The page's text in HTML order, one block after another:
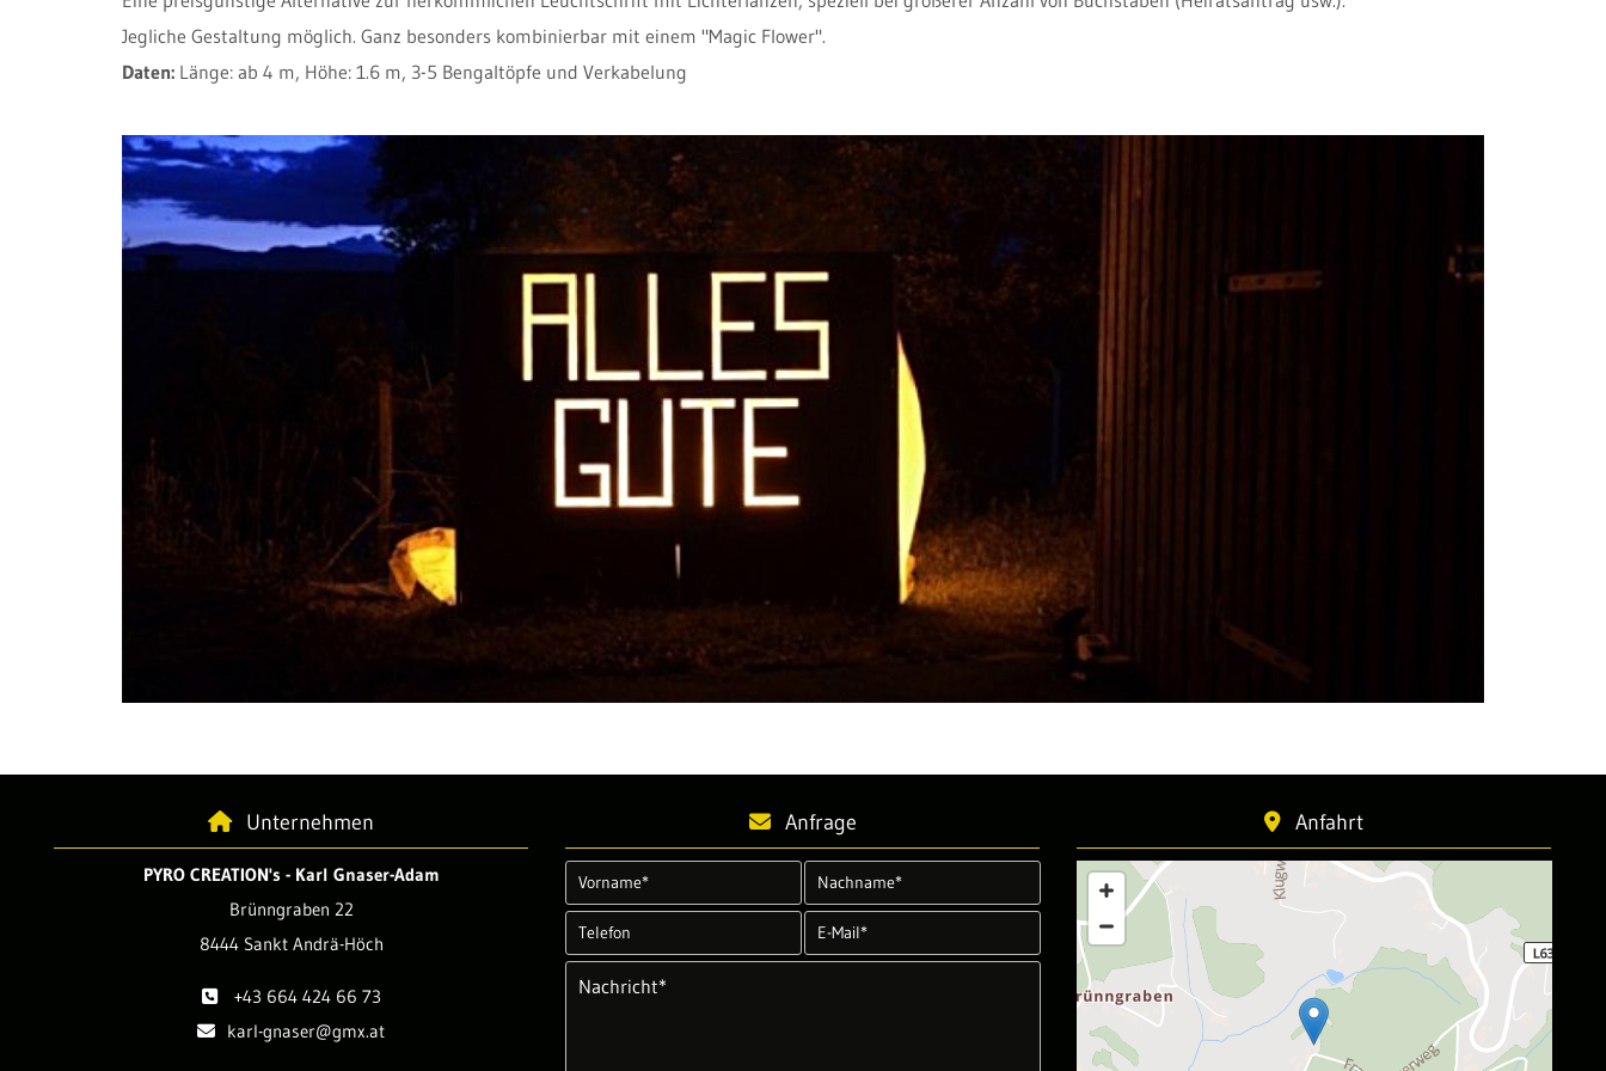
Jegliche Gestaltung möglich. Ganz besonders kombinierbar mit einem "Magic Flower".
Daten: Länge: ab 4 m, Höhe: 1.6 m, 3-5 Bengaltöpfe und Verkabelung
Unternehmen
PYRO CREATION's - Karl Gnaser-Adam
Brünngraben 22
8444 Sankt Andrä-Höch
 +43 664 424 66 73
 karl-gnaser@gmx.at
Anfrage  Anfahrt